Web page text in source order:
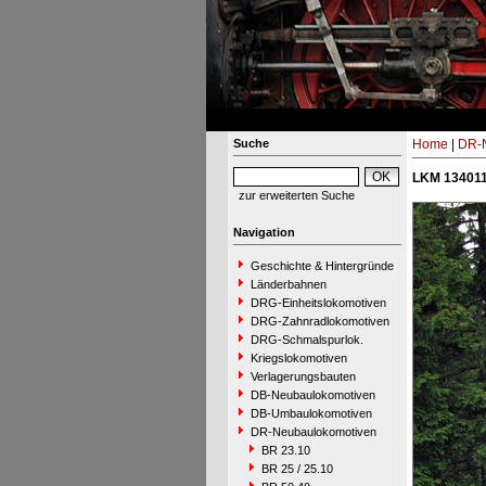
Suche
zur erweiterten Suche
Navigation
Geschichte & Hintergründe
Länderbahnen
DRG-Einheitslokomotiven
DRG-Zahnradlokomotiven
DRG-Schmalspurlok.
Kriegslokomotiven
Verlagerungsbauten
DB-Neubaulokomotiven
DB-Umbaulokomotiven
DR-Neubaulokomotiven
BR 23.10
BR 25 / 25.10
Home
LKM